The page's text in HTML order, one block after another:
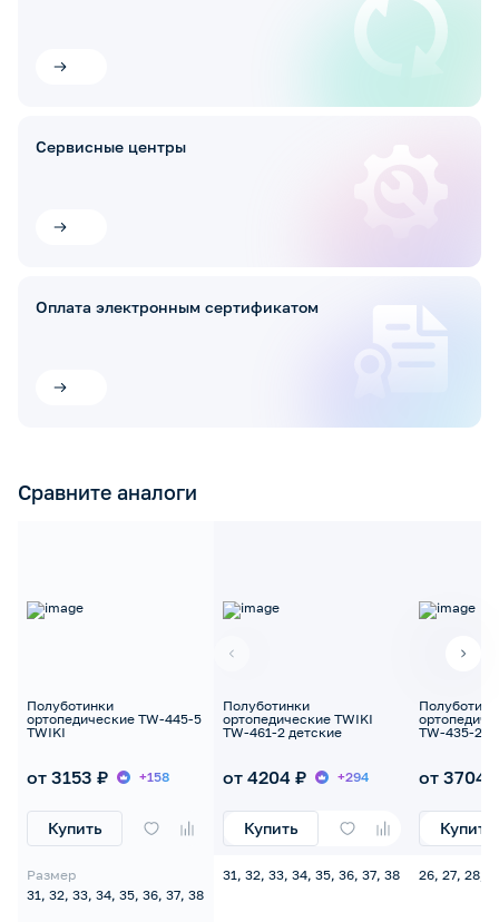
Сервисные центры
Оплата электронным сертификатом
Сравните аналоги
Полуботинки
ортопедические TW-445-5
TWIKI
от 3153 ₽ +158
Купить
Размер
31, 32, 33, 34, 35, 36, 37, 38
Полуботинки
ортопедические TWIKI
TW-461-2 детские
от 4204 ₽ +294
Купить
31, 32, 33, 34, 35, 36, 37, 38
TW-435-20
от 3704
Купить
26, 27, 28,